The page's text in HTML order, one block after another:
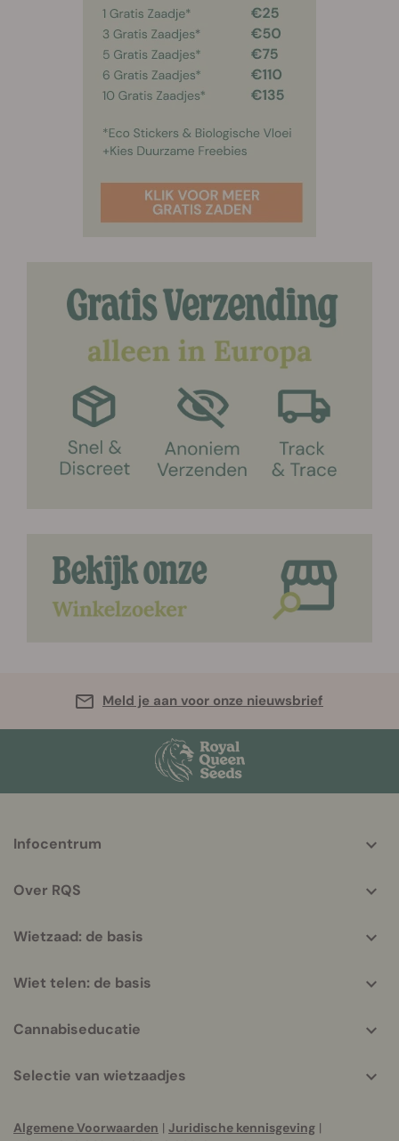
Meld je aan voor onze nieuwsbrief
helpful
Infocentrum
Over RQS
Wietzaad: de basis
Wiet telen: de basis
Cannabiseducatie
Selectie van wietzaadjes
Algemene Voorwaarden | Juridische kennisgeving |